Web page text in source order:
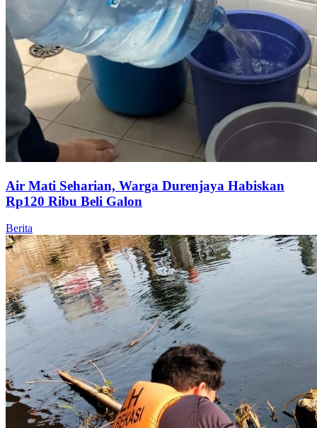
Air Mati Seharian, Warga Durenjaya Habiskan
Rp120 Ribu Beli Galon
Berita